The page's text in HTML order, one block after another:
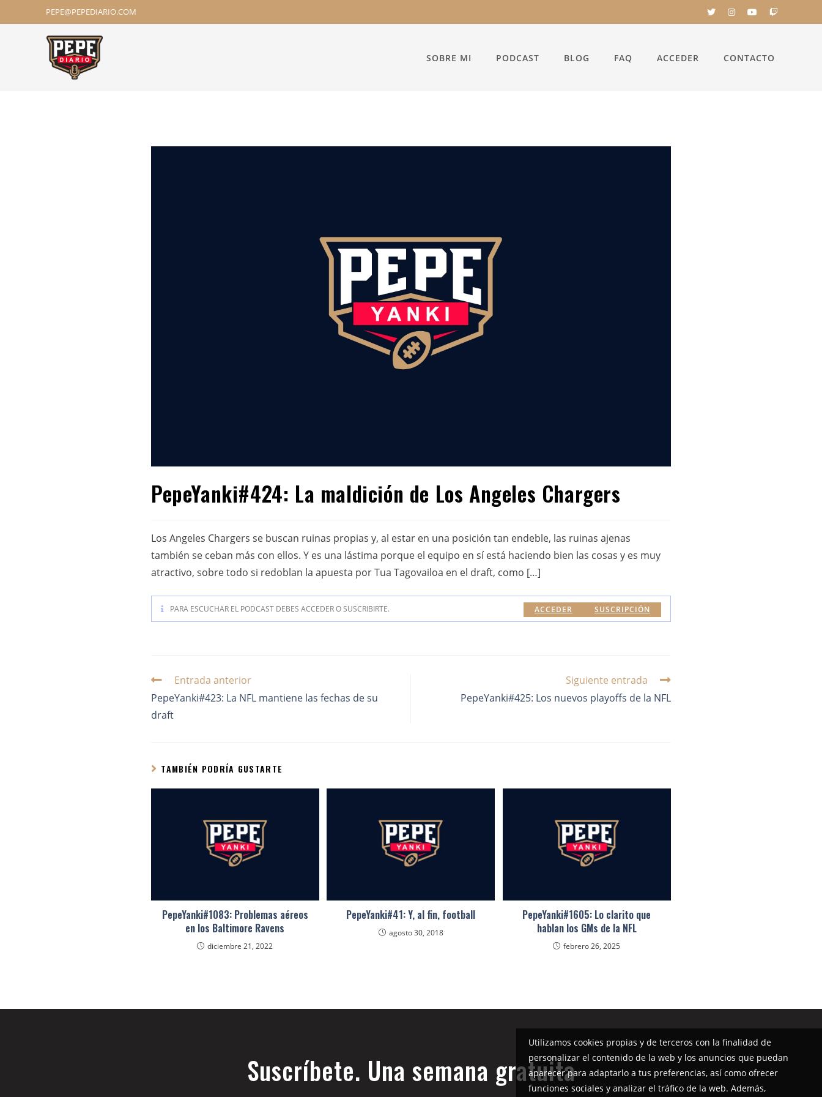
PEPE@PEPEDIARIO.COM
SOBRE MI PODCAST BLOG FAQ ACCEDER CONTACTO
PepeYanki#424: La maldición de Los Angeles Chargers
Los Angeles Chargers se buscan ruinas propias y, al estar en una posición tan endeble, las ruinas ajenas
también se ceban más con ellos. Y es una lástima porque el equipo en sí está haciendo bien las cosas y es muy
atractivo, sobre todo si redoblan la apuesta por Tua Tagovailoa en el draft, como […]
PARA ESCUCHAR EL PODCAST DEBES ACCEDER O SUSCRIBIRTE. SUSCRIPCIÓN
ACCEDER
Entrada anterior
PepeYanki#423: La NFL mantiene las fechas de su
draft
Siguiente entrada
PepeYanki#425: Los nuevos playoffs de la NFL
TAMBIÉN PODRÍA GUSTARTE
PepeYanki#1083: Problemas aéreos
en los Baltimore Ravens
diciembre 21, 2022
PepeYanki#41: Y, al fin, football
agosto 30, 2018
PepeYanki#1605: Lo clarito que
hablan los GMs de la NFL
febrero 26, 2025
Suscríbete. Una semana gratuita
Utilizamos cookies propias y de terceros con la finalidad de
personalizar el contenido de la web y los anuncios que puedan
aparecer para adaptarlo a tus preferencias, así como ofrecer
funciones sociales y analizar el tráfico de la web. Además,